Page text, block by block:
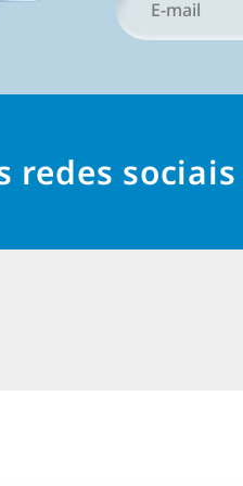
um gênero casual
Mahjong são tão
móveis, os títulos do
em telas menores.
mail
redes sociais